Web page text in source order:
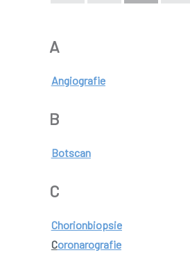
A
Angiografie
B
Botscan
C
Chorionbiopsie
Coronarografie